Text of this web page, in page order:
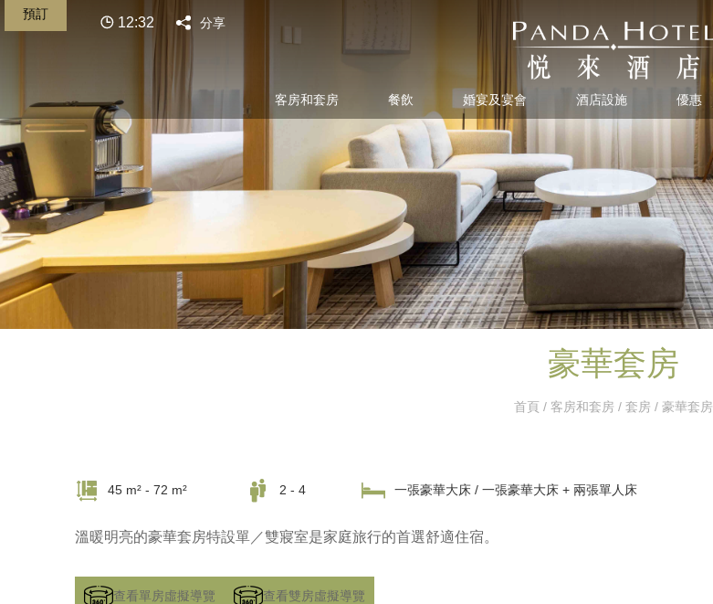
預訂
12:32 分享
客房和套房 餐飲 婚宴及宴會 酒店設施 優惠
豪華套房
首頁 / 客房和套房 / 套房 / 豪華套房
45 m² - 72 m² 2 - 4 一張豪華大床 / 一張豪華大床 + 兩張單人床
溫暖明亮的豪華套房特設單／雙寢室是家庭旅行的首選舒適住宿。
查看單房虛擬導覽 查看雙房虛擬導覽